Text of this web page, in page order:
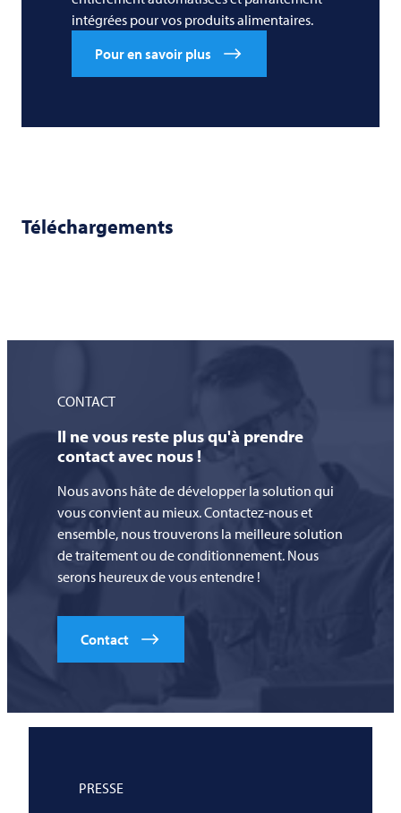
intégrées pour vos produits alimentaires.
Pour en savoir plus
Téléchargements
CONTACT
Il ne vous reste plus qu'à prendre
contact avec nous !
Nous avons hâte de développer la solution qui
vous convient au mieux. Contactez-nous et
ensemble, nous trouverons la meilleure solution
de traitement ou de conditionnement. Nous
serons heureux de vous entendre !
Contact
PRESSE